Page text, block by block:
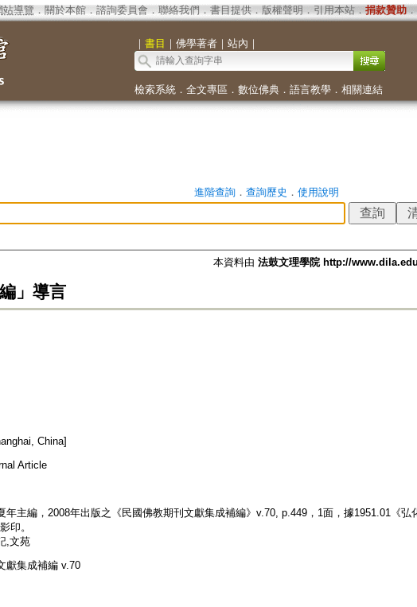
站導覽 ． 關於本館． 諮詢委員會． 聯絡我們 ． 書目提供． 版權聲明 ． 引用本站． 捐款贊助．
｜ 書目 ｜ 佛學著者｜ 站內 ｜
檢索系統． 全文專區 ． 數位佛典． 語言教學． 相關連結
進階查詢． 查詢歷史 ． 使用說明
本資料由 法鼓文理學院 http://
」導言
China]
Article
年主編，2008年出版之《民國佛教期刊文獻集成補編》v.70, p.449，1面，據1951.01《弘
印。
,文苑
獻集成補編 v.70